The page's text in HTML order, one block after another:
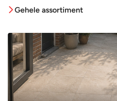
Gehele assortiment